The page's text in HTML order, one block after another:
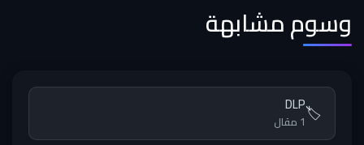
وسوم مشابهة
🏷️
DLP
1 مقال